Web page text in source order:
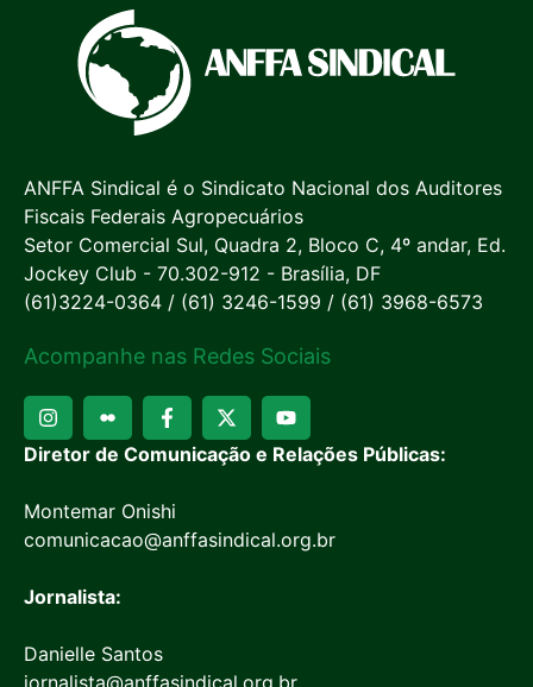
ANFFA Sindical é o Sindicato Nacional dos Auditores
Fiscais Federais Agropecuários
Setor Comercial Sul, Quadra 2, Bloco C, 4º andar, Ed.
Jockey Club - 70.302-912 - Brasília, DF
(61)3224-0364 / (61) 3246-1599 / (61) 3968-6573
Acompanhe nas Redes Sociais
Diretor de Comunicação e Relações Públicas:
Montemar Onishi
comunicacao@anffasindical.org.br
Jornalista:
Danielle Santos
jornalista@anffasindical.org.br